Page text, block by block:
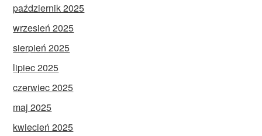
październik 2025
wrzesień 2025
sierpień 2025
lipiec 2025
czerwiec 2025
maj 2025
kwiecień 2025